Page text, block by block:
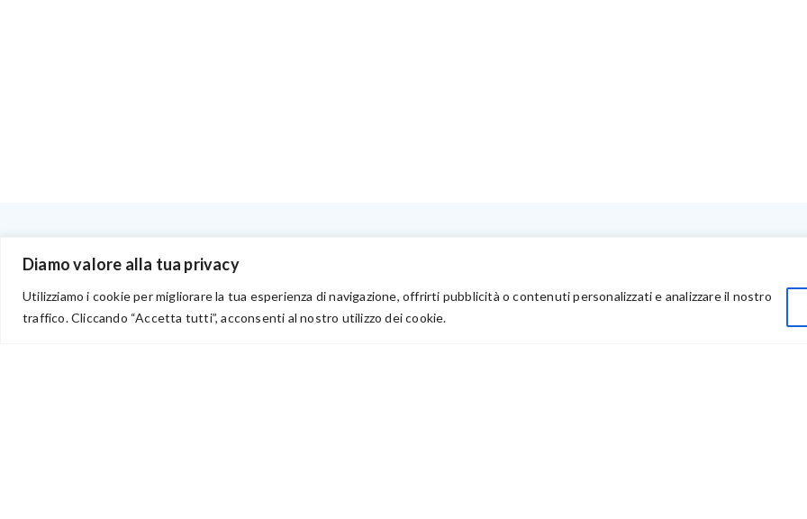
Diamo valore alla tua privacy
Utilizziamo i cookie per migliorare la tua esperienza di navigazione, offrirti pubblicità o contenuti personalizzati e analizzare il nostro
traffico. Cliccando “Accetta tutti”, acconsenti al nostro utilizzo dei cookie.
Privacy
Chi Siamo